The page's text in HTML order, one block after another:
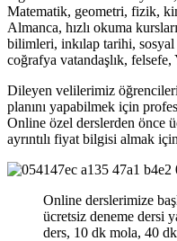
Matematik, geometri, fizik,
Almanca, hızlı okuma
bilimleri, inkılap tarihi,
coğrafya vatandaşlık,
Dileyen velilerimiz
planını yapabilmek için
Online özel derslerden önce
ayrıntılı fiyat bilgisi almak
Online derslerimize
ücretsiz deneme dersi
ders, 10 dk mola, 40